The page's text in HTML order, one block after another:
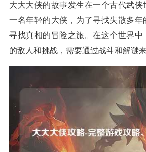
大大大侠的故事发生在一个古代武
一名年轻的大侠，为了寻找失散多年
寻找真相的冒险之旅。在这个世界中
的敌人和挑战，需要通过战斗和解谜